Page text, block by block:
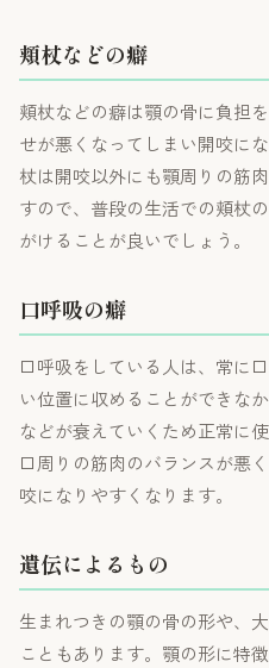
頬杖などの癖
頬杖などの癖は顎の骨に負担
せが悪くなってしまい開咬に
杖は開咬以外にも顎周りの筋
すので、普段の生活での頬杖
がけることが良いでしょう。
口呼吸の癖
口呼吸をしている人は、常に
い位置に収めることができな
などが衰えていくため正常に
口周りの筋肉のバランスが悪
咬になりやすくなります。
遺伝によるもの
生まれつきの顎の骨の形や、
こともあります。顎の形に特